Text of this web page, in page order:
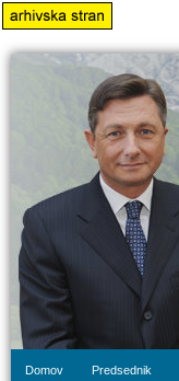
Domov Predsednik